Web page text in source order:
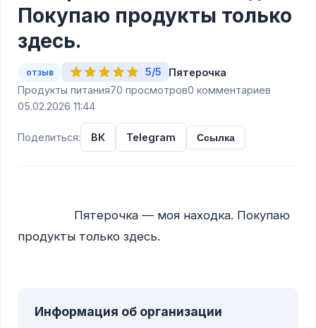
Покупаю продукты только
здесь.
отзыв 5/5
Пятерочка
Продукты питания70 просмотров0 комментариев
05.02.2026 11:44
Поделиться: ВК Telegram Ссылка
продукты только здесь.
Информация об организации